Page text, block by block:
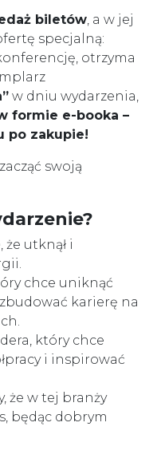
biletów, a w jej
specjalną:
otrzyma
w dniu wydarzenia,
formie e-booka –
po zakupie!
swoją
utknął i
chce uniknąć
karierę na
który chce
i inspirować
że w tej branży
będąc dobrym